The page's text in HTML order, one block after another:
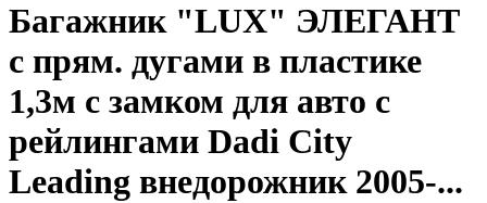
Багажник "LUX" ЭЛЕГАНТ
с прям. дугами в пластике
1,3м с замком для авто с
рейлингами Dadi City
Leading внедорожник 2005-...